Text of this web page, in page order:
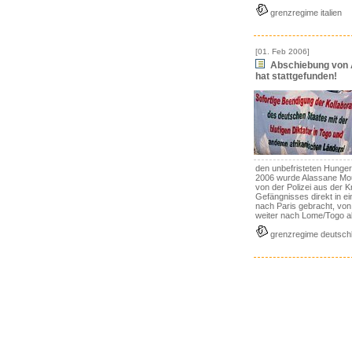
grenzregime italien
[01. Feb 2006]
Abschiebung von
hat stattgefunden!
den unbefristeten
2006 wurde Alassane
von der Polizei aus der
Gefängnisses direkt in
nach Paris gebracht,
weiter nach Lome/Togo
grenzregime